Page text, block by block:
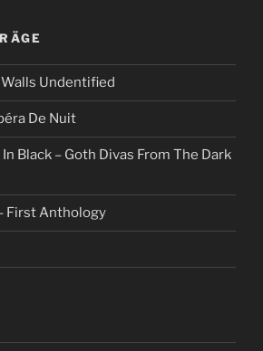
Undentified
De Nuit
Black – Goth Divas From The Dark
First Anthology